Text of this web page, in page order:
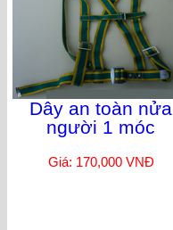
Dây an toàn nửa
người 1 móc
Giá: 170,000 VNĐ